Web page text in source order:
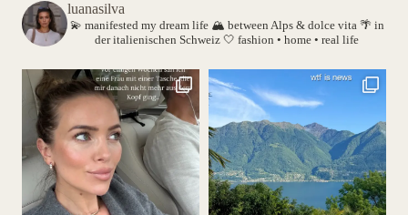
luanasilva
💫 manifested my dream life 🏔️ between Alps & dolce vita 🌴 in
der italienischen Schweiz 🤍 fashion • home • real life